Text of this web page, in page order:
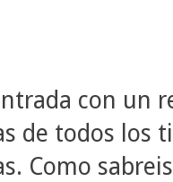
con un
de todos los
Como